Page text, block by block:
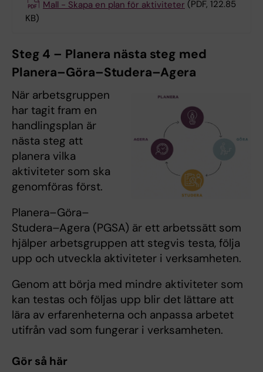
Mall - Skapa en plan för aktiviteter (PDF, 122.85
KB)
Steg 4 – Planera nästa steg med
Planera–Göra–Studera–Agera
När arbetsgruppen
har tagit fram en
handlingsplan är
nästa steg att
planera vilka
aktiviteter som ska
genomföras först.
Planera–Göra–
Studera–Agera (PGSA) är ett arbetssätt som
hjälper arbetsgruppen att stegvis testa, följa
upp och utveckla aktiviteter i verksamheten.
Genom att börja med mindre aktiviteter som
kan testas och följas upp blir det lättare att
lära av erfarenheterna och anpassa arbetet
utifrån vad som fungerar i verksamheten.
Gör så här